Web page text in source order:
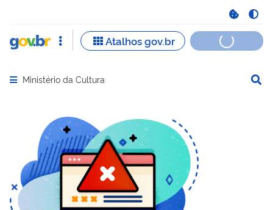
Abrir menu principal de navegação
Ministério da Cultura